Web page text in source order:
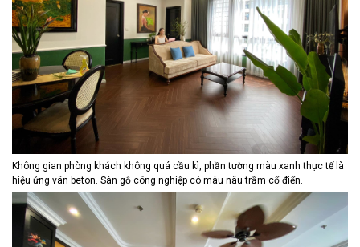
Không gian phòng khách không quá cầu kì, phần tường màu xanh thực tế là
hiệu ứng vân beton. Sàn gỗ công nghiệp có màu nâu trầm cổ điển.